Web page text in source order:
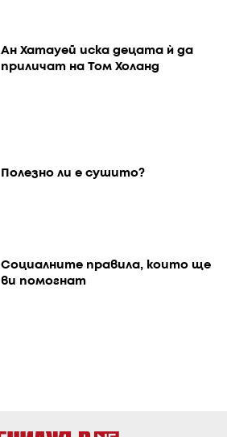
Ан Хатауей иска децата ѝ да
приличат на Том Холанд
Полезно ли е сушито?
Социалните правила, които ще
ви помогнат